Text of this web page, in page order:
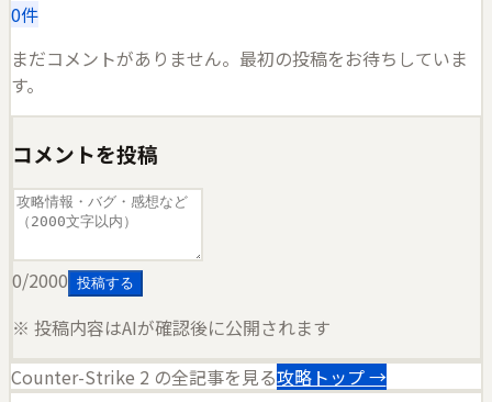
0件
まだコメントがありません。最初の投稿をお待ちしていま
す。
コメントを投稿
0/2000 投稿する
※ 投稿内容はAIが確認後に公開されます
Counter-Strike 2 の全記事を見る攻略トップ →